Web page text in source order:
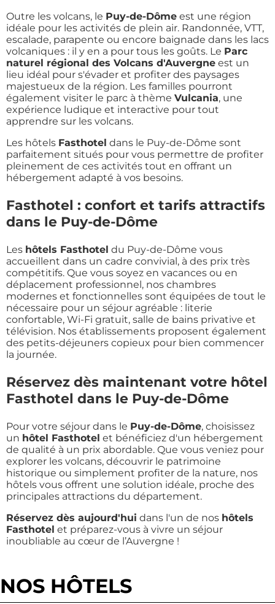
Outre les volcans, le Puy-de-Dôme est une région
idéale pour les activités de plein air. Randonnée, VTT,
escalade, parapente ou encore baignade dans les lacs
volcaniques : il y en a pour tous les goûts. Le Parc
naturel régional des Volcans d'Auvergne est un
lieu idéal pour s'évader et profiter des paysages
majestueux de la région. Les familles pourront
également visiter le parc à thème Vulcania, une
expérience ludique et interactive pour tout
apprendre sur les volcans.
Les hôtels Fasthotel dans le Puy-de-Dôme sont
parfaitement situés pour vous permettre de profiter
pleinement de ces activités tout en offrant un
hébergement adapté à vos besoins.
Fasthotel : confort et tarifs attractifs
dans le Puy-de-Dôme
Les hôtels Fasthotel du Puy-de-Dôme vous
accueillent dans un cadre convivial, à des prix très
compétitifs. Que vous soyez en vacances ou en
déplacement professionnel, nos chambres
modernes et fonctionnelles sont équipées de tout le
nécessaire pour un séjour agréable : literie
confortable, Wi-Fi gratuit, salle de bains privative et
télévision. Nos établissements proposent également
des petits-déjeuners copieux pour bien commencer
la journée.
Réservez dès maintenant votre hôtel
Fasthotel dans le Puy-de-Dôme
Pour votre séjour dans le Puy-de-Dôme, choisissez
un hôtel Fasthotel et bénéficiez d'un hébergement
de qualité à un prix abordable. Que vous veniez pour
explorer les volcans, découvrir le patrimoine
historique ou simplement profiter de la nature, nos
hôtels vous offrent une solution idéale, proche des
principales attractions du département.
Réservez dès aujourd'hui dans l'un de nos hôtels
Fasthotel et préparez-vous à vivre un séjour
inoubliable au cœur de l’Auvergne !
NOS HÔTELS